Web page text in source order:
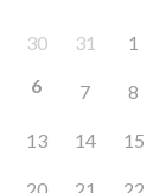
30 31 1
6 7 8
13 14 15